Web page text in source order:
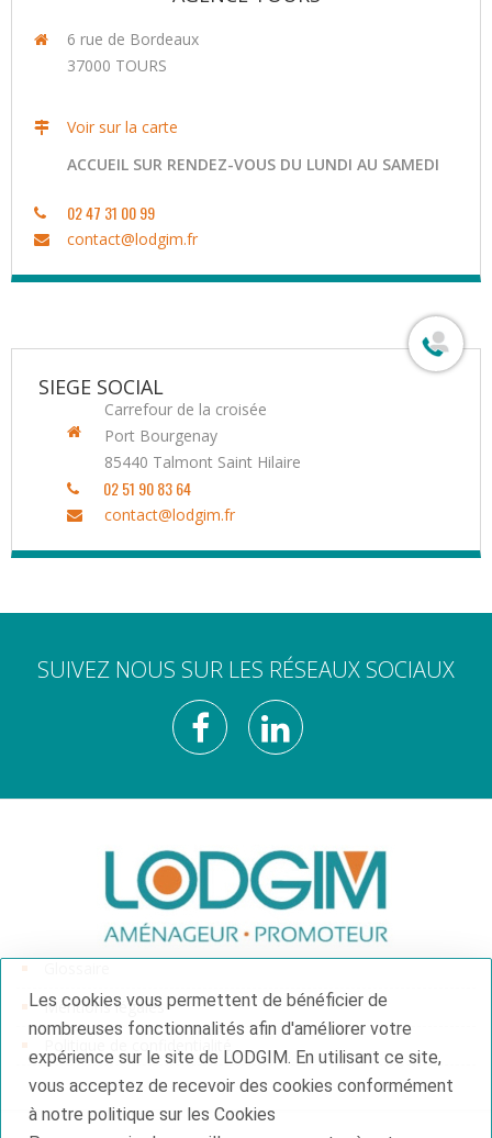
6 rue de Bordeaux
37000 TOURS
Voir sur la carte
ACCUEIL SUR RENDEZ-VOUS DU LUNDI AU SAMEDI
02 47 31 00 99
contact@lodgim.fr
SIEGE SOCIAL
Carrefour de la croisée
Port Bourgenay
85440 Talmont Saint Hilaire
02 51 90 83 64
contact@lodgim.fr
SUIVEZ NOUS SUR LES RÉSEAUX SOCIAUX
Mentions légales
Politique de confidentialité
Les cookies vous permettent de bénéficier de
nombreuses fonctionnalités afin d'améliorer votre
expérience sur le site de LODGIM. En utilisant ce site,
vous acceptez de recevoir des cookies conformément
à notre politique sur les Cookies